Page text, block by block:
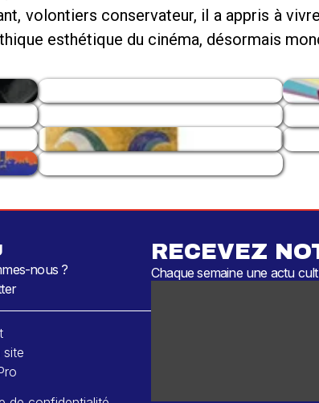
volontiers conservateur, il a appris à
esthétique du cinéma, désormais
nous ?
site
RECEVEZ
Chaque semaine une actu